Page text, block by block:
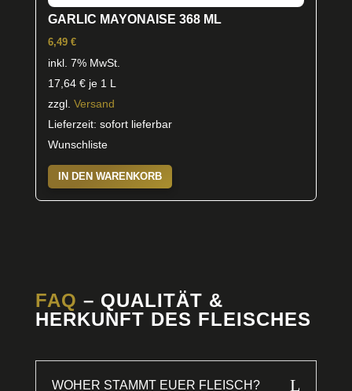
GARLIC MAYONAISE 368 ML
6,49 €
inkl. 7% MwSt.
17,64 €je 1 L
zzgl. Versand
Lieferzeit: sofort lieferbar
Wunschliste
IN DEN WARENKORB
FAQ – QUALITÄT &
HERKUNFT DES FLEISCHES
WOHER STAMMT EUER FLEISCH? L